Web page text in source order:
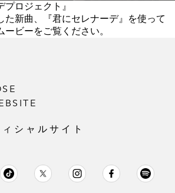
プロジェクト』
た新曲、『君にセレナーデ』を使って
ビーをご覧ください。
シャルサイト